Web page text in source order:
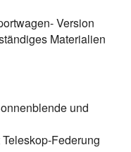
Version
Materialien
und
Federung